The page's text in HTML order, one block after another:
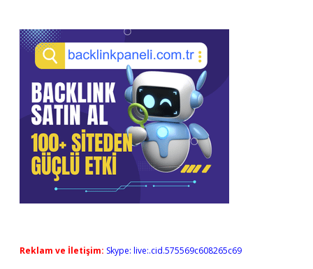
Reklam ve İletişim: Skype: live:.cid.575569c608265c69